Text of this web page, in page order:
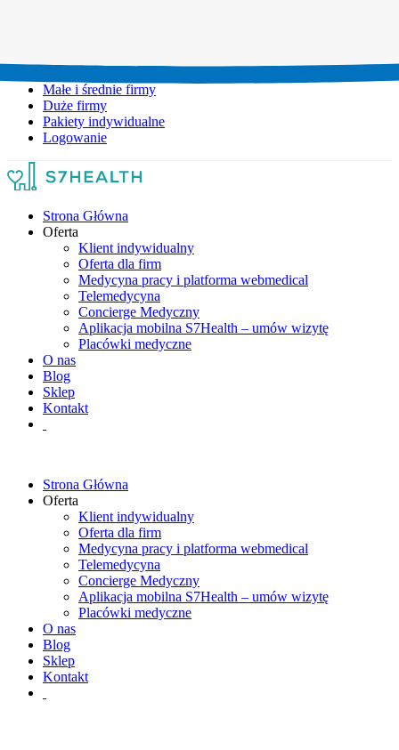
Małe i średnie firmy
Duże firmy
Pakiety indywidualne
Logowanie
Strona Główna
Oferta
Klient indywidualny
Oferta dla firm
Medycyna pracy i platforma webmedical
Telemedycyna
Concierge Medyczny
Aplikacja mobilna S7Health – umów wizytę
Placówki medyczne
O nas
Blog
Sklep
Kontakt
Strona Główna
Oferta
Klient indywidualny
Oferta dla firm
Medycyna pracy i platforma webmedical
Telemedycyna
Concierge Medyczny
Aplikacja mobilna S7Health – umów wizytę
Placówki medyczne
O nas
Blog
Sklep
Kontakt